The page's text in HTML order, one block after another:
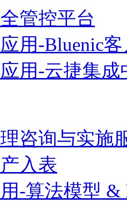
管控平台
用-Bluenic
用-云捷集成
咨询与实施
入表
-算法模型 &